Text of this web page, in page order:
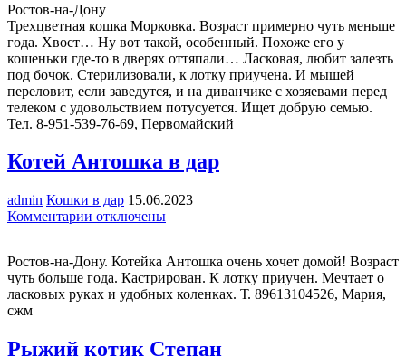
Морковка
в
дар
Ростов-на-Дону
Трехцветная кошка Морковка. Возраст примерно чуть меньше
года. Хвост… Ну вот такой, особенный. Похоже его у
кошеньки где-то в дверях оттяпали… Ласковая, любит залезть
под бочок. Стерилизовали, к лотку приучена. И мышей
переловит, если заведутся, и на диванчике с хозяевами перед
телеком с удовольствием потусуется. Ищет добрую семью.
Тел. 8-951-539-76-69, Первомайский
Котей Антошка в дар
admin Кошки в дар 15.06.2023
Комментарии к
Антошка
в
дар
отключены
Ростов-на-Дону. Котейка Антошка очень хочет домой! Возраст
чуть больше года. Кастрирован. К лотку приучен. Мечтает о
ласковых руках и удобных коленках. Т. 89613104526, Мария,
сжм
Рыжий котик Степан